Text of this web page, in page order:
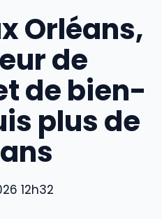
Orléans,
de
de bien-
plus de
12h32